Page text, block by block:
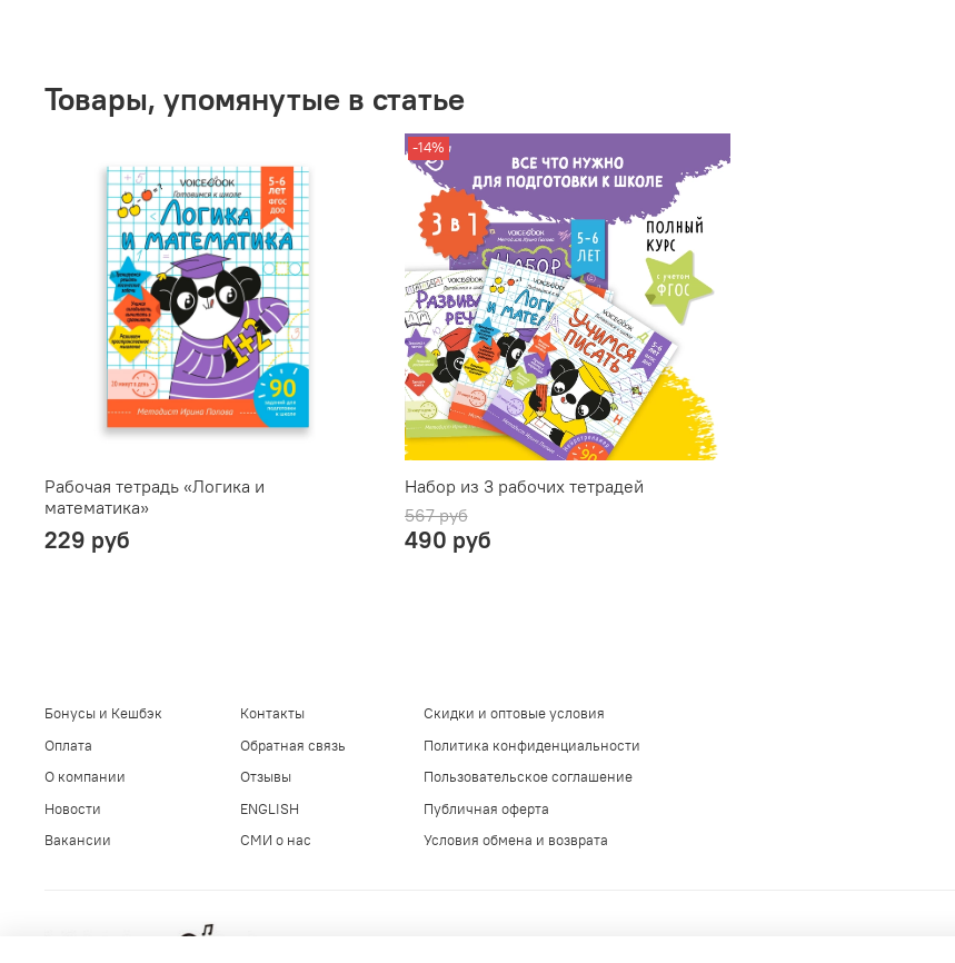
Товары, упомянутые в статье
Рабочая тетрадь «Логика и
математика»
229 руб
-14%
Набор из 3 рабочих тетрадей
567 руб
490 руб
Бонусы и Кешбэк
Оплата
О компании
Новости
Вакансии
Контакты
Обратная связь
Отзывы
ENGLISH
СМИ о нас
Скидки и оптовые условия
Политика конфиденциальности
Пользовательское соглашение
Публичная оферта
Условия обмена и возврата